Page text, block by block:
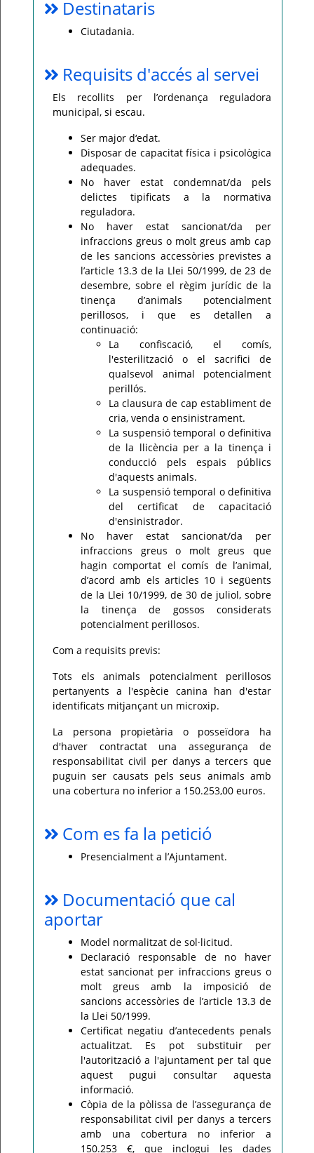
Destinataris
Ciutadania.
Requisits d'accés al servei
Els recollits per l’ordenança reguladora
municipal, si escau.
Ser major d‘edat.
Disposar de capacitat física i psicològica
adequades.
No haver estat condemnat/da pels
delictes tipificats a la normativa
reguladora.
No haver estat sancionat/da per
infraccions greus o molt greus amb cap
de les sancions accessòries previstes a
l’article 13.3 de la Llei 50/1999, de 23 de
desembre, sobre el règim jurídic de la
tinença d’animals potencialment
perillosos, i que es detallen a
continuació:
La confiscació, el comís,
l'esterilització o el sacrifici de
qualsevol animal potencialment
perillós.
La clausura de cap establiment de
cria, venda o ensinistrament.
La suspensió temporal o definitiva
de la llicència per a la tinença i
conducció pels espais públics
d'aquests animals.
La suspensió temporal o definitiva
del certificat de capacitació
d'ensinistrador.
No haver estat sancionat/da per
infraccions greus o molt greus que
hagin comportat el comís de l’animal,
d’acord amb els articles 10 i següents
de la Llei 10/1999, de 30 de juliol, sobre
la tinença de gossos considerats
potencialment perillosos.
Com a requisits previs:
Tots els animals potencialment perillosos
pertanyents a l'espècie canina han d'estar
identificats mitjançant un microxip.
La persona propietària o posseïdora ha
d'haver contractat una assegurança de
responsabilitat civil per danys a tercers que
puguin ser causats pels seus animals amb
una cobertura no inferior a 150.253,00 euros.
Com es fa la petició
Presencialment a l’Ajuntament.
Documentació que cal
aportar
Model normalitzat de sol·licitud.
Declaració responsable de no haver
estat sancionat per infraccions greus o
molt greus amb la imposició de
sancions accessòries de l’article 13.3 de
la Llei 50/1999.
Certificat negatiu d’antecedents penals
actualitzat. Es pot substituir per
l'autorització a l'ajuntament per tal que
aquest pugui consultar aquesta
informació.
Còpia de la pòlissa de l’assegurança de
responsabilitat civil per danys a tercers
amb una cobertura no inferior a
150.253 €, que inclogui les dades